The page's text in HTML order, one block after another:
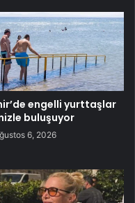
engelli yurttaşlar
buluşuyor
6, 2026